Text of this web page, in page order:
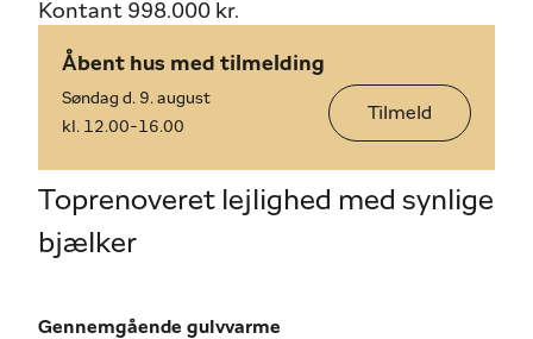
Kontant 998.000 kr.
Åbent hus med tilmelding
Søndag d. 9. august
kl. 12.00-16.00
Tilmeld
Toprenoveret lejlighed med synlige
bjælker
Gennemgående gulvvarme